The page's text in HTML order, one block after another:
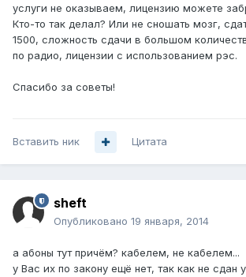
услуги не оказываем, лицензию можете
Кто-то так делал? Или не сношать мозг,
1500, сложность сдачи в большом
по радио, лицензии с использованием рэс.
Спасибо за советы!
Вставить ник Цитата
sheft
Опубликовано 19 января, 2014
а абоны тут причём? кабелем, не кабелем...
у Вас их по закону ещё нет, так как не сдан